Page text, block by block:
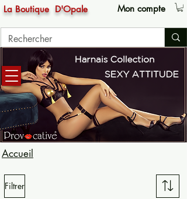
La Boutique D'Opale Mon compte
Accueil
Filtrer